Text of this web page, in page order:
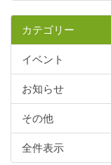
カテゴリー
イベント
お知らせ
その他
全件表示